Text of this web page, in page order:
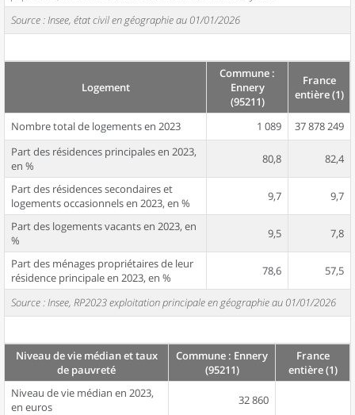
Source : Insee, état civil en géographie au 01/01/2026
Logement
Commune :
Ennery
(95211)
France
entière (1)
Nombre total de logements en 2023 1 089
37 878 249
Part des résidences principales en 2023,
en %
80,8 82,4
Part des résidences secondaires et
logements occasionnels en 2023, en %
9,7 9,7
Part des logements vacants en 2023, en
%
9,5 7,8
Part des ménages propriétaires de leur
résidence principale en 2023, en %
78,6 57,5
Source : Insee, RP2023 exploitation principale en géographie au 01/01/2026
Niveau de vie médian et taux
de pauvreté
Commune : Ennery
(95211)
France
entière (1)
Niveau de vie médian en 2023,
en euros
32 860